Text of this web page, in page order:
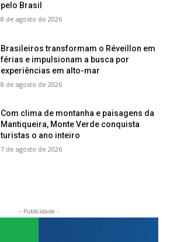
pelo Brasil
8 de agosto de 2026
Brasileiros transformam o Réveillon em
férias e impulsionam a busca por
experiências em alto-mar
8 de agosto de 2026
Com clima de montanha e paisagens da
Mantiqueira, Monte Verde conquista
turistas o ano inteiro
7 de agosto de 2026
- Publicidade -